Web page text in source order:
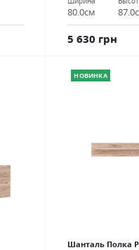
80.0см
5 630 грн
НОВИНКА
Шанталь Полка